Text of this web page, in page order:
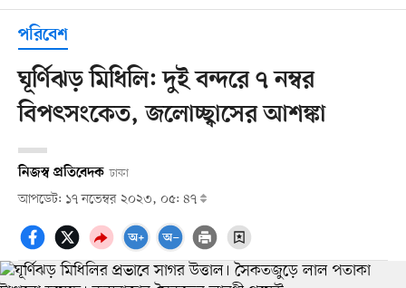
পরিবেশ
ঘূর্ণিঝড় মিধিলি: দুই বন্দরে ৭ নম্বর
বিপৎসংকেত, জলোচ্ছ্বাসের আশঙ্কা
নিজস্ব প্রতিবেদক ঢাকা
আপডেট: ১৭ নভেম্বর ২০২৩, ০৫: ৪৭